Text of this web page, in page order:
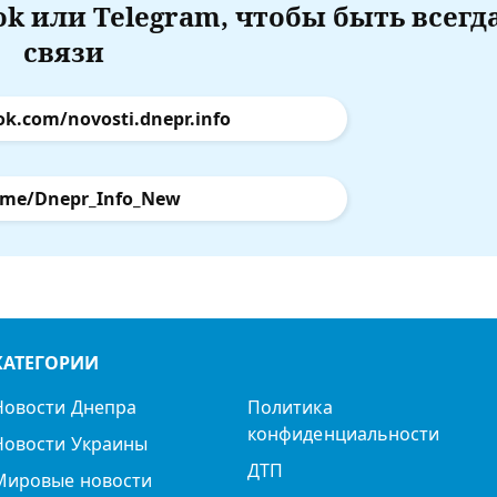
или Telegram, чтобы быть
связи
novosti.dnepr.info
Dnepr_Info_New
Днепра
Украины
новости
Политика
конфиденциальности
ДТП